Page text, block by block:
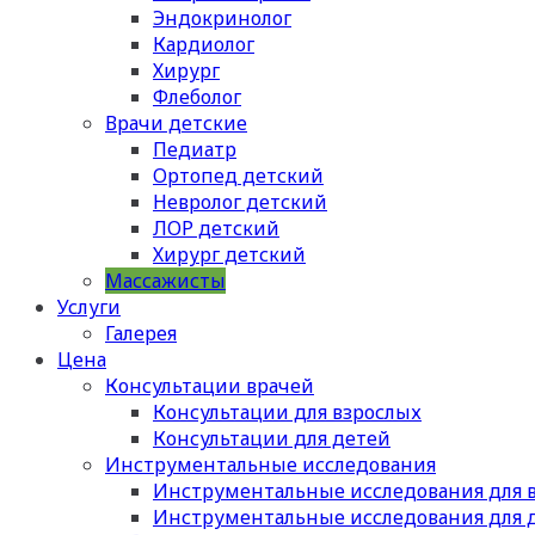
Эндокринолог
Кардиолог
Хирург
Флеболог
Врачи детские
Педиатр
Ортопед детский
Невролог детский
ЛОР детский
Хирург детский
Массажисты
Услуги
Галерея
Цена
Консультации врачей
Консультации для взрослых
Консультации для детей
Инструментальные исследования
Инструментальные исследования для
Инструментальные исследования для